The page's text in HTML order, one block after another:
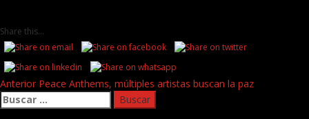
Share this...
Post
navigation
Anterior Peace Anthems, múltiples artistas buscan la paz
Buscar: